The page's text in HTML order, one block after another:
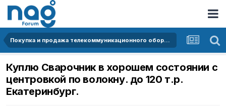
Покупка и продажа телекоммуникационного оборудования
Куплю Сварочник в хорошем состоянии с
центровкой по волокну. до 120 т.р.
Екатеринбург.